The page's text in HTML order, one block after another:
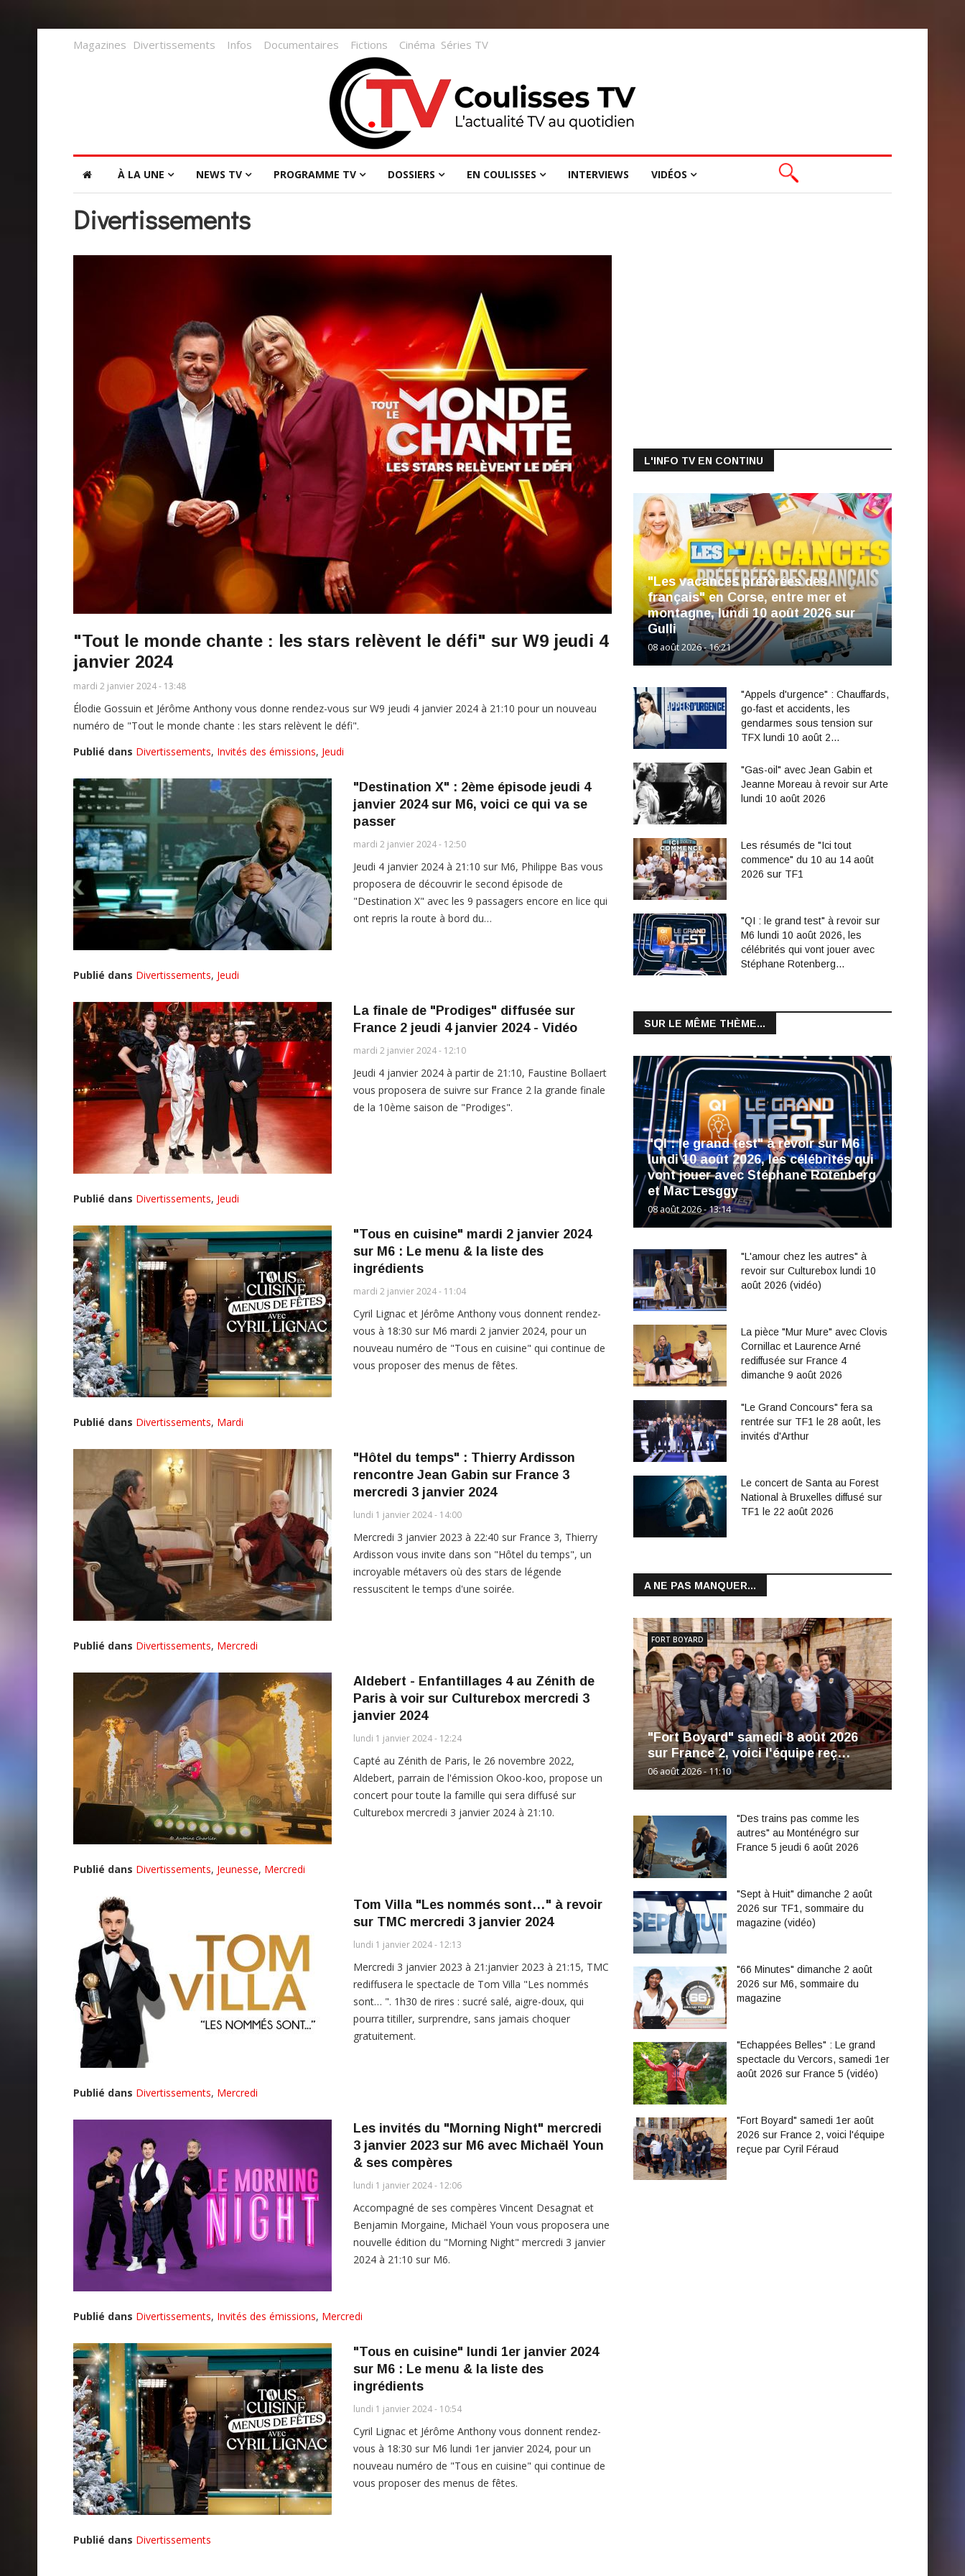
Magazines Divertissements Infos Documentaires Fictions Cinéma Séries TV
À LA UNE NEWS TV PROGRAMME TV DOSSIERS EN COULISSES INTERVIEWS VIDÉOS
Divertissements
"Tout le monde chante : les stars relèvent le défi" sur W9 jeudi 4
janvier 2024
mardi 2 janvier 2024 - 13:48
Élodie Gossuin et Jérôme Anthony vous donne rendez-vous sur W9 jeudi 4 janvier 2024 à 21:10 pour un nouveau
numéro de "Tout le monde chante : les stars relèvent le défi".
Publié dans Divertissements, Invités des émissions, Jeudi
"Destination X" : 2ème épisode jeudi 4
janvier 2024 sur M6, voici ce qui va se
passer
mardi 2 janvier 2024 - 12:50
Jeudi 4 janvier 2024 à 21:10 sur M6, Philippe Bas vous
proposera de découvrir le second épisode de
"Destination X" avec les 9 passagers encore en lice qui
ont repris la route à bord du…
Publié dans Divertissements, Jeudi
La finale de "Prodiges" diffusée sur
France 2 jeudi 4 janvier 2024 - Vidéo
mardi 2 janvier 2024 - 12:10
Jeudi 4 janvier 2024 à partir de 21:10, Faustine Bollaert
vous proposera de suivre sur France 2 la grande finale
de la 10ème saison de "Prodiges".
Publié dans Divertissements, Jeudi
"Tous en cuisine" mardi 2 janvier 2024
sur M6 : Le menu & la liste des
ingrédients
mardi 2 janvier 2024 - 11:04
Cyril Lignac et Jérôme Anthony vous donnent rendez-
vous à 18:30 sur M6 mardi 2 janvier 2024, pour un
nouveau numéro de "Tous en cuisine" qui continue de
vous proposer des menus de fêtes.
Publié dans Divertissements, Mardi
"Hôtel du temps" : Thierry Ardisson
rencontre Jean Gabin sur France 3
mercredi 3 janvier 2024
lundi 1 janvier 2024 - 14:00
Mercredi 3 janvier 2023 à 22:40 sur France 3, Thierry
Ardisson vous invite dans son "Hôtel du temps", un
incroyable métavers où des stars de légende
ressuscitent le temps d'une soirée.
Publié dans Divertissements, Mercredi
Aldebert - Enfantillages 4 au Zénith de
Paris à voir sur Culturebox mercredi 3
janvier 2024
lundi 1 janvier 2024 - 12:24
Capté au Zénith de Paris, le 26 novembre 2022,
Aldebert, parrain de l'émission Okoo-koo, propose un
concert pour toute la famille qui sera diffusé sur
Culturebox mercredi 3 janvier 2024 à 21:10.
Publié dans Divertissements, Jeunesse, Mercredi
Tom Villa "Les nommés sont…" à revoir
sur TMC mercredi 3 janvier 2024
lundi 1 janvier 2024 - 12:13
Mercredi 3 janvier 2023 à 21:janvier 2023 à 21:15, TMC
rediffusera le spectacle de Tom Villa "Les nommés
sont… ". 1h30 de rires : sucré salé, aigre-doux, qui
pourra titiller, surprendre, sans jamais choquer
gratuitement.
Publié dans Divertissements, Mercredi
Les invités du "Morning Night" mercredi
3 janvier 2023 sur M6 avec Michaël Youn
& ses compères
lundi 1 janvier 2024 - 12:06
Accompagné de ses compères Vincent Desagnat et
Benjamin Morgaine, Michaël Youn vous proposera une
nouvelle édition du "Morning Night" mercredi 3 janvier
2024 à 21:10 sur M6.
Publié dans Divertissements, Invités des émissions, Mercredi
"Tous en cuisine" lundi 1er janvier 2024
sur M6 : Le menu & la liste des
ingrédients
lundi 1 janvier 2024 - 10:54
Cyril Lignac et Jérôme Anthony vous donnent rendez-
vous à 18:30 sur M6 lundi 1er janvier 2024, pour un
nouveau numéro de "Tous en cuisine" qui continue de
vous proposer des menus de fêtes.
Publié dans Divertissements
L'INFO TV EN CONTINU
"Les vacances préférées des
français" en Corse, entre mer et
montagne, lundi 10 août 2026 sur
Gulli
08 août 2026 - 16:21
"Appels d'urgence" : Chauffards,
go-fast et accidents, les
gendarmes sous tension sur
TFX lundi 10 août 2…
"Gas-oil" avec Jean Gabin et
Jeanne Moreau à revoir sur Arte
lundi 10 août 2026
Les résumés de "Ici tout
commence" du 10 au 14 août
2026 sur TF1
"QI : le grand test" à revoir sur
M6 lundi 10 août 2026, les
célébrités qui vont jouer avec
Stéphane Rotenberg…
SUR LE MÊME THÈME...
"QI : le grand test" à revoir sur M6
lundi 10 août 2026, les célébrités qui
vont jouer avec Stéphane Rotenberg
et Mac Lesggy
08 août 2026 - 13:14
"L'amour chez les autres" à
revoir sur Culturebox lundi 10
août 2026 (vidéo)
La pièce "Mur Mure" avec Clovis
Cornillac et Laurence Arné
rediffusée sur France 4
dimanche 9 août 2026
"Le Grand Concours" fera sa
rentrée sur TF1 le 28 août, les
invités d'Arthur
Le concert de Santa au Forest
National à Bruxelles diffusé sur
TF1 le 22 août 2026
A NE PAS MANQUER...
"Fort Boyard" samedi 8 août 2026
sur France 2, voici l'équipe reç…
06 août 2026 - 11:10
FORT BOYARD
"Des trains pas comme les
autres" au Monténégro sur
France 5 jeudi 6 août 2026
"Sept à Huit" dimanche 2 août
2026 sur TF1, sommaire du
magazine (vidéo)
"66 Minutes" dimanche 2 août
2026 sur M6, sommaire du
magazine
"Echappées Belles" : Le grand
spectacle du Vercors, samedi 1er
août 2026 sur France 5 (vidéo)
"Fort Boyard" samedi 1er août
2026 sur France 2, voici l'équipe
reçue par Cyril Féraud